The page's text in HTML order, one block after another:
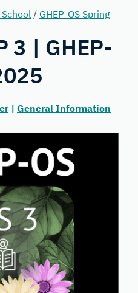
School / GHEP-OS Spring
3 | GHEP-
| General Information